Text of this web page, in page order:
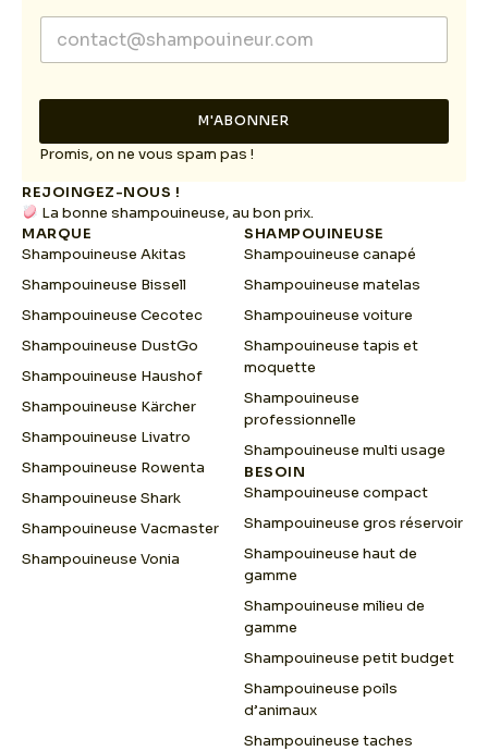
m
i
l
E
a
l
M'ABONNER
Promis, on ne vous spam pas !
REJOINGEZ-NOUS !
La bonne shampouineuse, au bon prix.
MARQUE
Shampouineuse Akitas
Shampouineuse Bissell
Shampouineuse Cecotec
Shampouineuse DustGo
Shampouineuse Haushof
Shampouineuse Kärcher
Shampouineuse Livatro
Shampouineuse Rowenta
Shampouineuse Shark
Shampouineuse Vacmaster
Shampouineuse Vonia
SHAMPOUINEUSE
Shampouineuse canapé
Shampouineuse matelas
Shampouineuse voiture
Shampouineuse tapis et
moquette
Shampouineuse
professionnelle
Shampouineuse multi usage
BESOIN
Shampouineuse compact
Shampouineuse gros réservoir
Shampouineuse haut de
gamme
Shampouineuse milieu de
gamme
Shampouineuse petit budget
Shampouineuse poils
d’animaux
Shampouineuse taches